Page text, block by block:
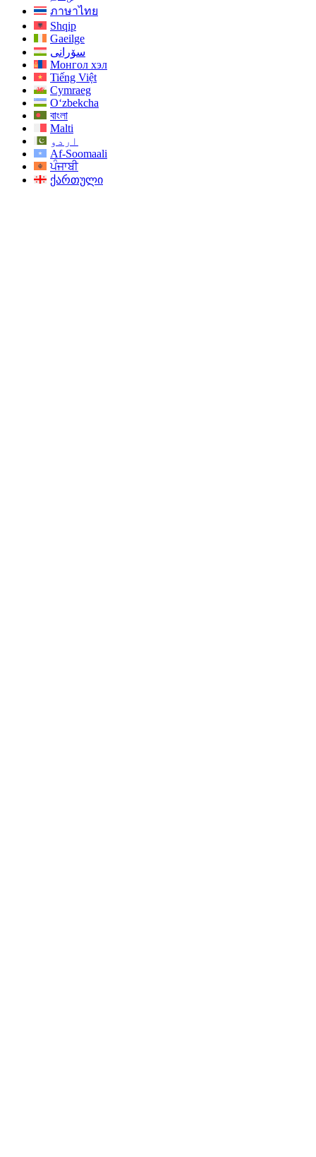
ภาษาไทย
Shqip
Gaeilge
سۆرانی
Монгол хэл
Tiếng Việt
Cymraeg
O‘zbekcha
বাংলা
Malti
اردو
Af-Soomaali
ਪੰਜਾਬੀ
ქართული